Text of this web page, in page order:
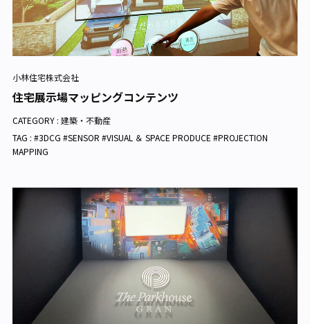
小林住宅株式会社
住宅展示場マッピングコンテンツ
CATEGORY : 建築・不動産
TAG : #3DCG #SENSOR #VISUAL ＆ SPACE PRODUCE #PROJECTION
MAPPING